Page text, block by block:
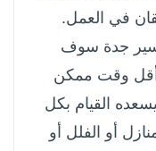
في العمل.
جدة سوف
أقل وقت ممكن
القيام بكل
أو الفلل أو